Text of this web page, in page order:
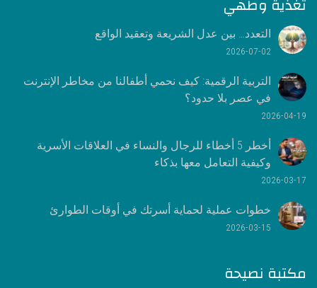
تغذية وطهي
التعدد… بين عدل الشريعة وتعقيد الواقع
2026-07-02
التربية الرقمية: كيف نحمي أطفالنا من مخاطر الإنترنت
في عصر بلا حدود؟
2026-04-19
أخطر 5 أخطاء للرجال والنساء في العلاقات الأسرية
وكيفية التعامل معها بذكاء
2026-03-17
خطوات عملية لحماية أسرتك في أوقات الطوارئ
2026-03-15
مكتبة نصيحة